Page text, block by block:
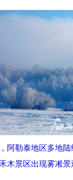
阿勒泰地区多地
木景区出现雾凇